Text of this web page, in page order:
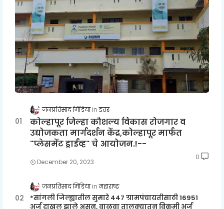
जनप्रतिसाद मिडिया इतर
कोल्हापूर जिल्हा कौशल्य विकास रोजगार व
उद्योजकता मार्गदर्शन केंद्र,कोल्हापूर मार्फत
"प्लेसमेंट ड्राईव्ह" चे आयोजन.!--
December 20, 2023
0
जनप्रतिसाद मिडिया महाराष्ट्र
*सांगली जिल्ह्यातील सुमारे 447 ग्रामपंचायतीसाठी 16951
अर्ज दाखल झाले असून, वाळवा तालुक्यातून विक्रमी अर्ज